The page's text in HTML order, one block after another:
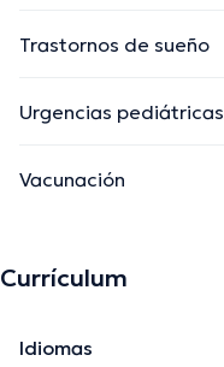
Trastornos de sueño
Urgencias pediátricas
Vacunación
Currículum
Idiomas